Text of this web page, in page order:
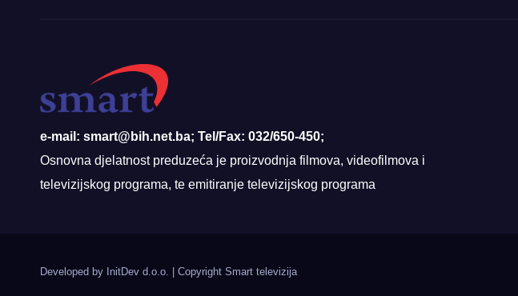
e-mail: smart@bih.net.ba; Tel/Fax: 032/650-450;
Osnovna djelatnost preduzeća je proizvodnja filmova, videofilmova i
televizijskog programa, te emitiranje televizijskog programa
Developed by InitDev d.o.o. Copyright Smart televizija